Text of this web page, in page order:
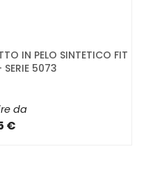
IN PELO SINTETICO FIT
SERIE 5073
da
€